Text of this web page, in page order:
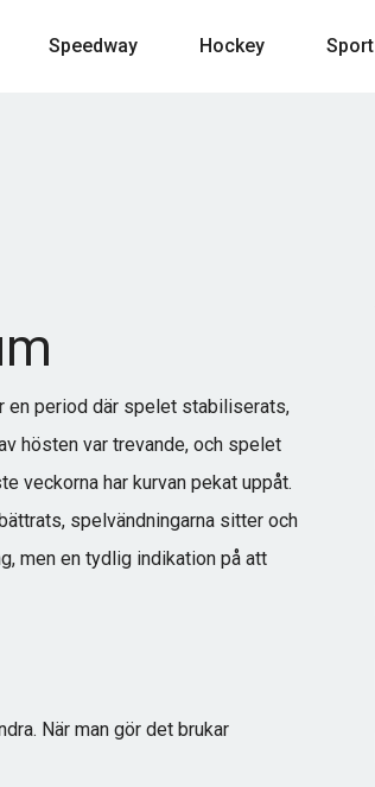
Speedway Hockey Sport
en period där spelet stabiliserats,
hösten var trevande, och spelet
veckorna har kurvan pekat uppåt.
spelvändningarna sitter och
men en tydlig indikation på att
När man gör det brukar